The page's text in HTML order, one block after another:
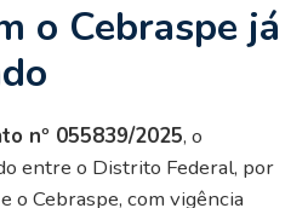
o Cebraspe já
nº 055839/2025, o
entre o Distrito Federal, por
o Cebraspe, com vigência